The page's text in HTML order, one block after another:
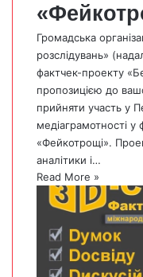
Громадська
розслідувань»
фактчек-проекту
пропозицією до
прийняти участь у
медіаграмотності
«Фейкотрощі».
аналітики і…
Read More »